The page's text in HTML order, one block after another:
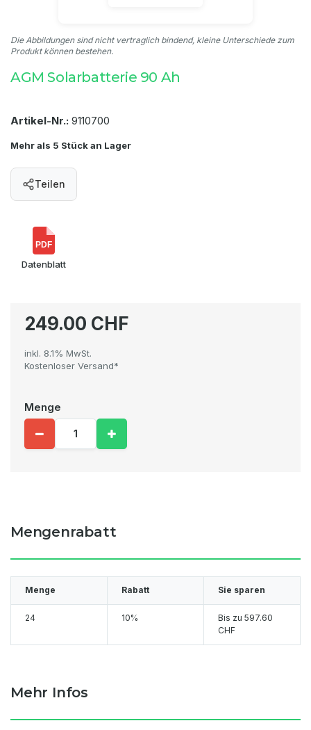
Die Abbildungen sind nicht vertraglich bindend, kleine Unterschiede zum
Produkt können bestehen.
AGM Solarbatterie 90 Ah
Artikel-Nr.: 9110700
Mehr als 5 Stück an Lager
Teilen
PDF
Datenblatt
249.00 CHF
inkl. 8.1% MwSt.
Kostenloser Versand*
Menge
Mengenrabatt
Menge Rabatt Sie sparen
24 10% Bis zu 597.60
CHF
Mehr Infos